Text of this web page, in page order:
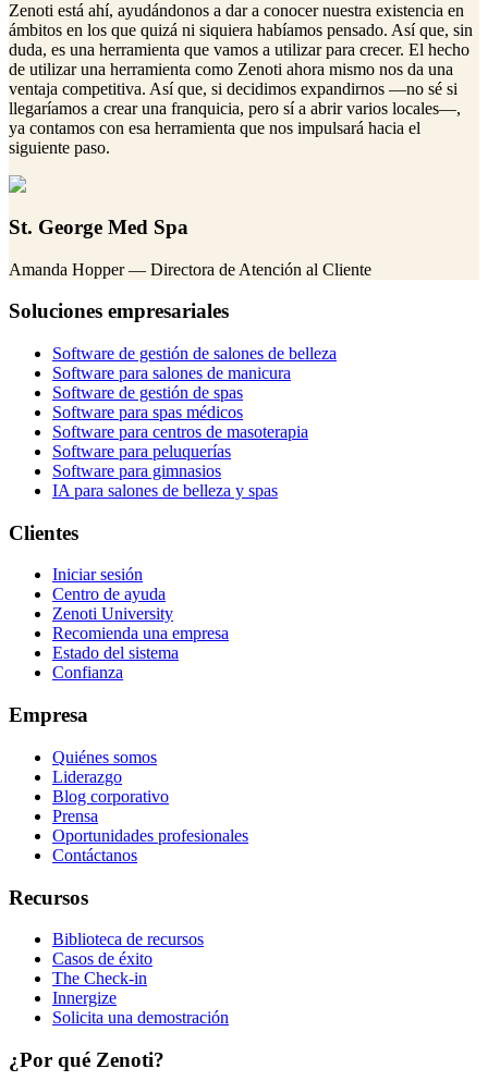
Zenoti está ahí, ayudándonos a dar a conocer nuestra existencia en
ámbitos en los que quizá ni siquiera habíamos pensado. Así que, sin
duda, es una herramienta que vamos a utilizar para crecer. El hecho
de utilizar una herramienta como Zenoti ahora mismo nos da una
ventaja competitiva. Así que, si decidimos expandirnos —no sé si
llegaríamos a crear una franquicia, pero sí a abrir varios locales—,
ya contamos con esa herramienta que nos impulsará hacia el
siguiente paso.
St. George Med Spa
Amanda Hopper— Directora de Atención al Cliente
Soluciones empresariales
Software de gestión de salones de belleza
Software para salones de manicura
Software de gestión de spas
Software para spas médicos
Software para centros de masoterapia
Software para peluquerías
Software para gimnasios
IA para salones de belleza y spas
Clientes
Iniciar sesión
Centro de ayuda
Zenoti University
Recomienda una empresa
Estado del sistema
Confianza
Empresa
Quiénes somos
Liderazgo
Blog corporativo
Prensa
Oportunidades profesionales
Contáctanos
Recursos
Biblioteca de recursos
Casos de éxito
The Check-in
Innergize
Solicita una demostración
¿Por qué Zenoti?